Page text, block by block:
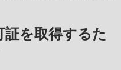
証を取得するた